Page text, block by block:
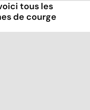
tous les
de courge